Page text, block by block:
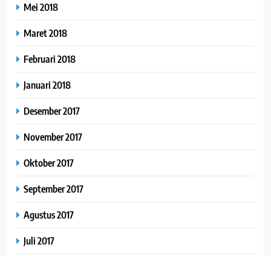
Mei 2018
Maret 2018
Februari 2018
Januari 2018
Desember 2017
November 2017
Oktober 2017
September 2017
Agustus 2017
Juli 2017